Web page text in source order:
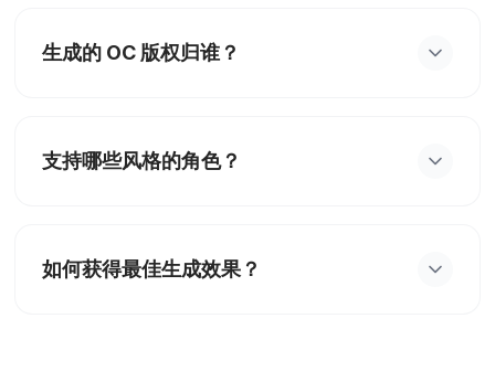
单的描述或参考图，AI 就能为你生成独特的角色设
生成的 OC 版权归谁？
发、虚拟主播形象等任何商业或非商业用途。
支持哪些风格的角色？
色，都能找到合适的风格。
如何获得最佳生成效果？